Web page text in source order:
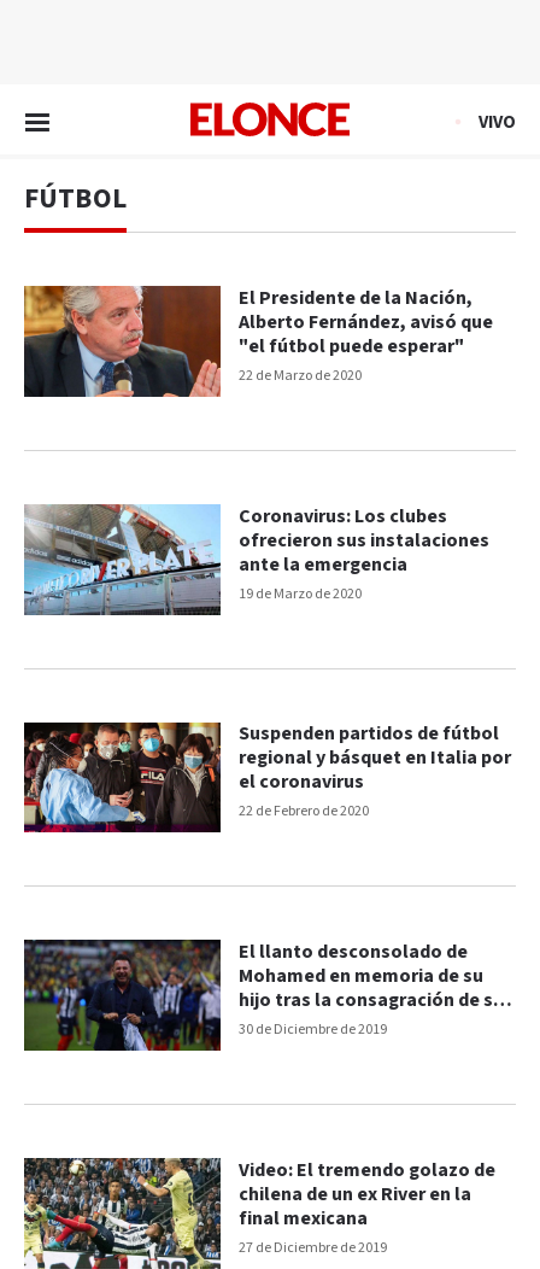
VIVO
FÚTBOL
22 de Marzo de 2020
El Presidente de la Nación,
Alberto Fernández, avisó que
"el fútbol puede esperar"
19 de Marzo de 2020
Coronavirus: Los clubes
ofrecieron sus instalaciones
ante la emergencia
22 de Febrero de 2020
Suspenden partidos de fútbol
regional y básquet en Italia por
el coronavirus
30 de Diciembre de 2019
El llanto desconsolado de
Mohamed en memoria de su
hijo tras la consagración de su
equipo
27 de Diciembre de 2019
Video: El tremendo golazo de
chilena de un ex River en la
final mexicana